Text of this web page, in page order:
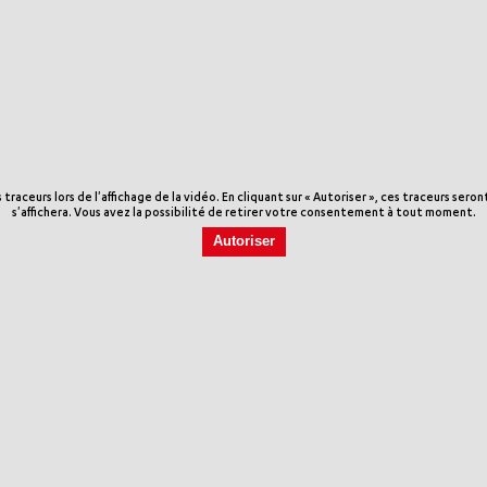
traceurs lors de l'affichage de la vidéo. En cliquant sur « Autoriser », ces traceurs
s'affichera. Vous avez la possibilité de retirer votre consentement à tout moment.
Autoriser